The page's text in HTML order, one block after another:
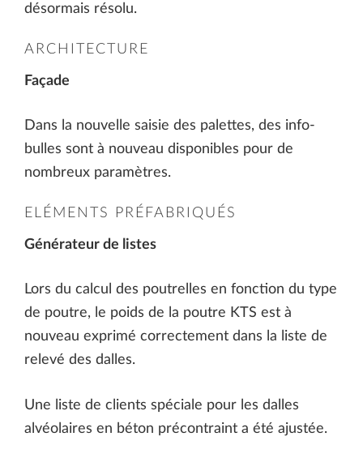
désormais résolu.
ARCHITECTURE
Façade
Dans la nouvelle saisie des palettes, des info-
bulles sont à nouveau disponibles pour de
nombreux paramètres.
ELÉMENTS PRÉFABRIQUÉS
Générateur de listes
Lors du calcul des poutrelles en fonction du type
de poutre, le poids de la poutre KTS est à
nouveau exprimé correctement dans la liste de
relevé des dalles.
Une liste de clients spéciale pour les dalles
alvéolaires en béton précontraint a été ajustée.